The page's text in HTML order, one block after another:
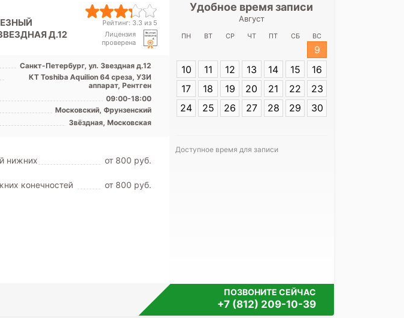
Д.12
Рейтинг: 3.3 из 5
Лицензия
проверена
Санкт-Петербург, ул. Звездная д.12
КТ Toshiba Aquilion 64 среза, УЗИ
аппарат, Рентген
09:00-18:00
Московский, Фрунзенский
Звёздная, Московская
нижних
от 800 pуб.
конечностей от 800 pуб.
Удобное время записи
Август
ПН ВТ СР ЧТ ПТ СБ ВС
9
10
11 12 13 14 15
16
17
18 19 20 21 22
23
24
25 26 27 28 29 30
Доступное время для записи
ПОЗВОНИТЕ СЕЙЧАС
+7 (812) 209-10-39